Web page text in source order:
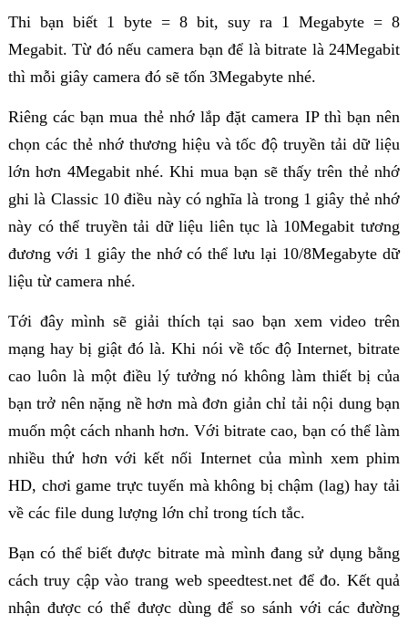
Thi bạn biết 1 byte = 8 bit, suy ra 1 Megabyte = 8
Megabit. Từ đó nếu camera bạn để là bitrate là 24Megabit
thì mỗi giây camera đó sẽ tốn 3Megabyte nhé.
Riêng các bạn mua thẻ nhớ lắp đặt camera IP thì bạn nên
chọn các thẻ nhớ thương hiệu và tốc độ truyền tải dữ liệu
lớn hơn 4Megabit nhé. Khi mua bạn sẽ thấy trên thẻ nhớ
ghi là Classic 10 điều này có nghĩa là trong 1 giây thẻ nhớ
này có thể truyền tải dữ liệu liên tục là 10Megabit tương
đương với 1 giây the nhớ có thể lưu lại 10/8Megabyte dữ
liệu từ camera nhé.
Tới đây mình sẽ giải thích tại sao bạn xem video trên
mạng hay bị giật đó là. Khi nói về tốc độ Internet, bitrate
cao luôn là một điều lý tưởng nó không làm thiết bị của
bạn trở nên nặng nề hơn mà đơn giản chỉ tải nội dung bạn
muốn một cách nhanh hơn. Với bitrate cao, bạn có thể làm
nhiều thứ hơn với kết nối Internet của mình xem phim
HD, chơi game trực tuyến mà không bị chậm (lag) hay tải
về các file dung lượng lớn chỉ trong tích tắc.
Bạn có thể biết được bitrate mà mình đang sử dụng bằng
cách truy cập vào trang web speedtest.net để đo. Kết quả
nhận được có thể được dùng để so sánh với các đường